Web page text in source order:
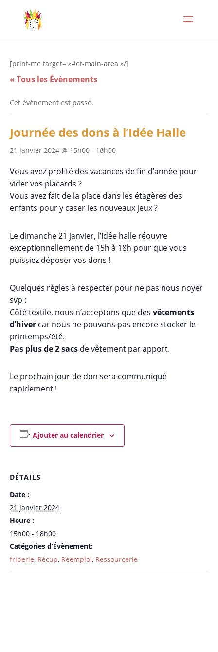
[print-me target= »#et-main-area »/]
« Tous les Évènements
Cet évènement est passé.
Journée des dons à l’Idée Halle
21 janvier 2024 @ 15h00 - 18h00
Vous avez profité des vacances de fin d’année pour
vider vos placards ?
Vous avez fait de la place dans les étagères des
enfants pour y caser les nouveaux jeux ?
Le dimanche 21 janvier, l’Idée halle réouvre
exceptionnellement de 15h à 18h pour que vous
puissiez déposer vos dons !
Quelques règles à respecter pour ne pas nous noyer
svp :
Côté textile, nous n’acceptons que des vêtements
d’hiver car nous ne pouvons pas encore stocker le
printemps/été.
Pas plus de 2 sacs de vêtement par apport.
Le prochain jour de don sera communiqué
rapidement !
Ajouter au calendrier
DÉTAILS
Date :
21 janvier 2024
Heure :
15h00 - 18h00
Catégories d’Évènement:
friperie, Récup, Réemploi, Ressourcerie